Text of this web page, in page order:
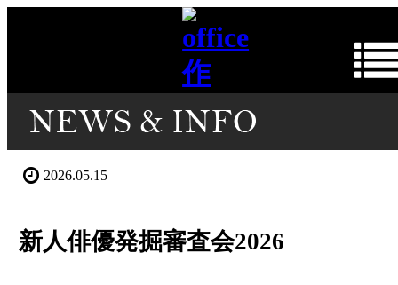
2026.05.15
新人俳優発掘審査会2026